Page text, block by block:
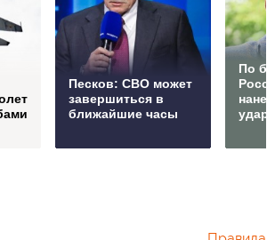
Песков: СВО может
завершиться в
ближайшие часы
По
удар